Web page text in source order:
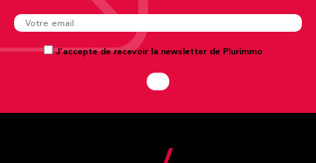
J'accepte de recevoir la newsletter de Plurimmo